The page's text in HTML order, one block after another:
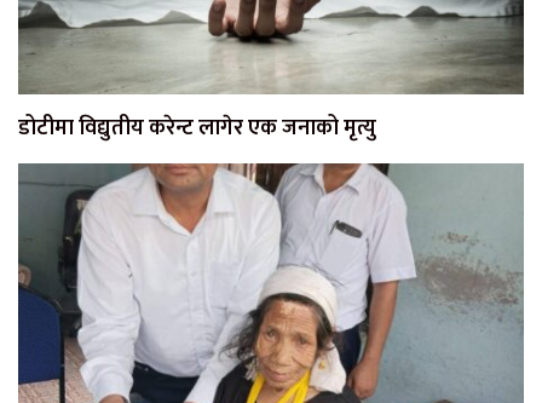
डोटीमा विद्युतीय करेन्ट लागेर एक जनाको मृत्यु